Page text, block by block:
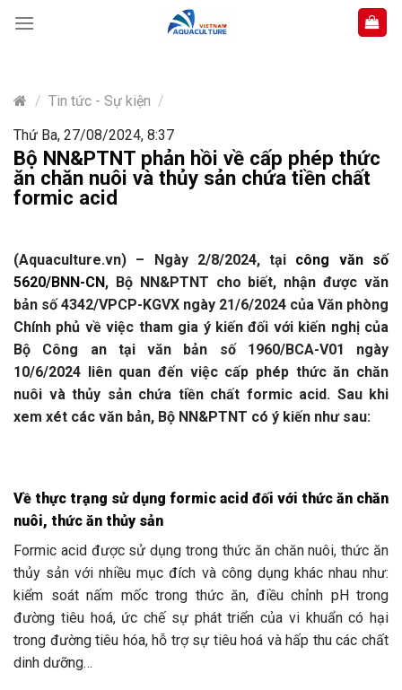
content
/ Tin tức - Sự kiện /
Thứ Ba, 27/08/2024, 8:37
Bộ NN&PTNT phản hồi về cấp phép thức
ăn chăn nuôi và thủy sản chứa tiền chất
formic acid
(Aquaculture.vn) – Ngày 2/8/2024, tại công văn số
5620/BNN-CN, Bộ NN&PTNT cho biết, nhận được văn
bản số 4342/VPCP-KGVX ngày 21/6/2024 của Văn phòng
Chính phủ về việc tham gia ý kiến đối với kiến nghị của
Bộ Công an tại văn bản số 1960/BCA-V01 ngày
10/6/2024 liên quan đến việc cấp phép thức ăn chăn
nuôi và thủy sản chứa tiền chất formic acid. Sau khi
xem xét các văn bản, Bộ NN&PTNT có ý kiến như sau:
Về thực trạng sử dụng formic acid đối với thức ăn chăn
nuôi, thức ăn thủy sản
Formic acid được sử dụng trong thức ăn chăn nuôi, thức ăn
thủy sản với nhiều mục đích và công dụng khác nhau như:
kiểm soát nấm mốc trong thức ăn, điều chỉnh pH trong
đường tiêu hoá, ức chế sự phát triển của vi khuẩn có hại
trong đường tiêu hóa, hỗ trợ sự tiêu hoá và hấp thu các chất
dinh dưỡng…